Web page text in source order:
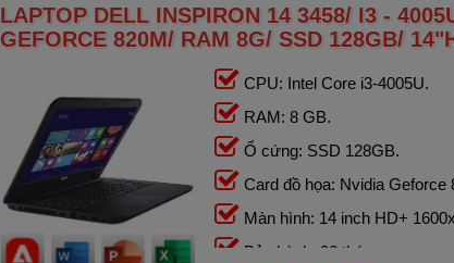
LAPTOP DELL INSPIRON 14 3458/ I3 -
GEFORCE 820M/ RAM 8G/ SSD 128GB/
CPU: Intel Core i3-4005U.
RAM: 8 GB.
Ổ cứng: SSD 128GB.
Card đồ họa: Nvidia Geforce
Màn hình: 14 inch HD+
Bảo hành: 06 tháng.